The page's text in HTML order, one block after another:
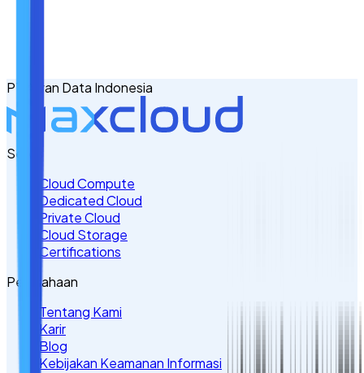
Tulis Kebutuhan Anda di Sini
PT Awan Data Indonesia
Servis
Cloud Compute
Dedicated Cloud
Private Cloud
Cloud Storage
Certifications
Perusahaan
Tentang Kami
Karir
Blog
Kebijakan Keamanan Informasi